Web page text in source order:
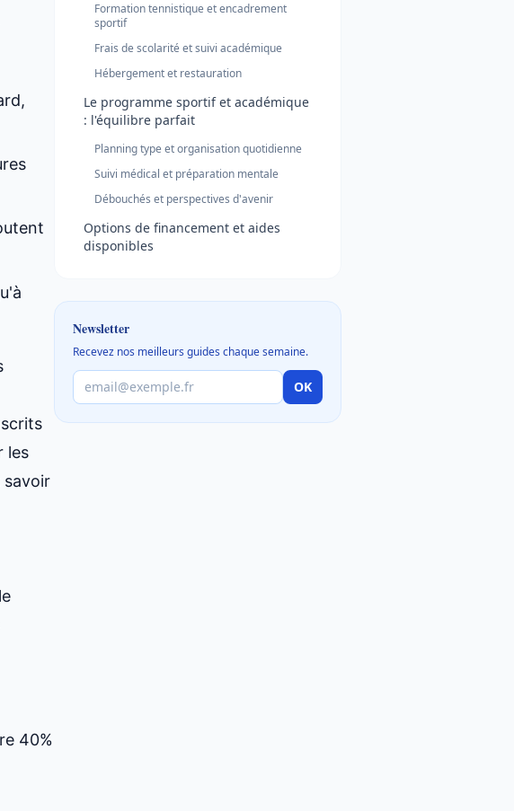
les
savoir
40%
Formation tennistique et encadrement
sportif
Frais de scolarité et suivi académique
Hébergement et restauration
Le programme sportif et académique
: l'équilibre parfait
Planning type et organisation quotidienne
Suivi médical et préparation mentale
Débouchés et perspectives d'avenir
Options de financement et aides
disponibles
Newsletter
Recevez nos meilleurs guides chaque semaine.
OK